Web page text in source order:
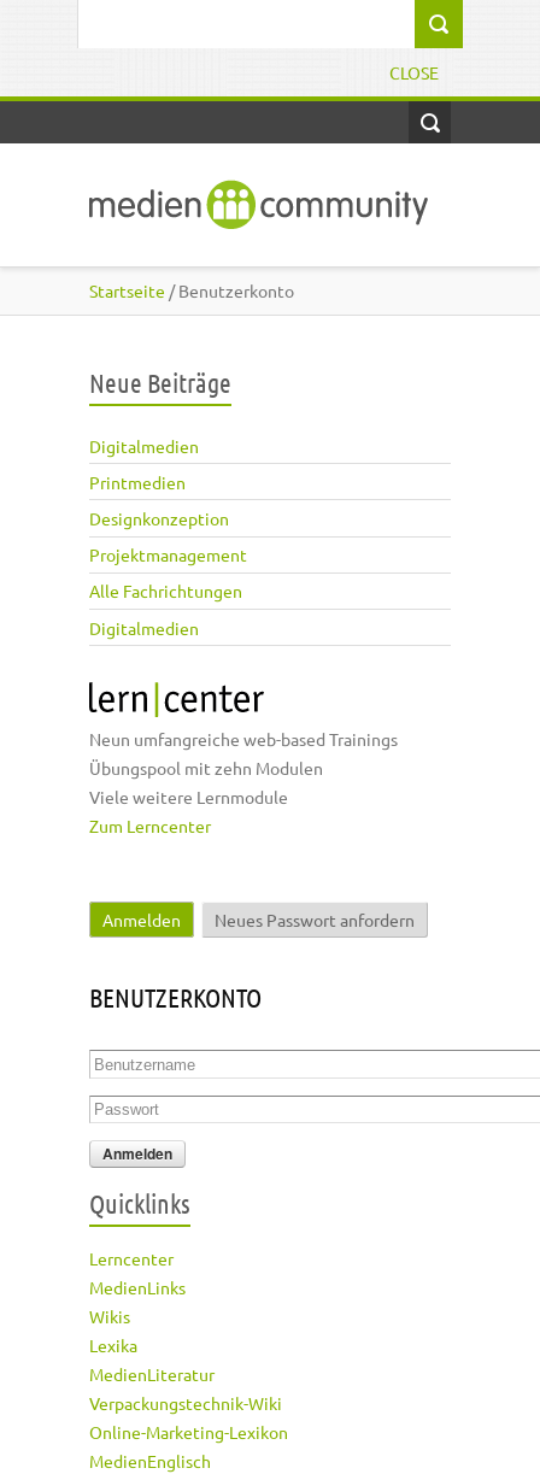
CLOSE
Startseite / Benutzerkonto
Neue Beiträge
Digitalmedien
Printmedien
Designkonzeption
Projektmanagement
Alle Fachrichtungen
Digitalmedien
Neun umfangreiche web-based Trainings
Übungspool mit zehn Modulen
Viele weitere Lernmodule
Zum Lerncenter
Haupt-Reiter
Anmelden (aktiver Reiter)
Neues Passwort anfordern
BENUTZERKONTO
Benutzername
Passwort
Quicklinks
Lerncenter
MedienLinks
Wikis
Lexika
MedienLiteratur
Verpackungstechnik-Wiki
Online-Marketing-Lexikon
MedienEnglisch